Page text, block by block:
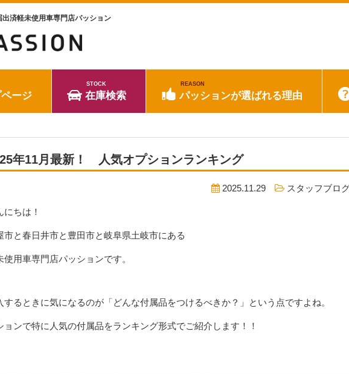
出済軽未使用車専門店パッション
ページ
STOCK
在庫検索
REASON
パッションが選ばれる理由
年11月最新！ 人気オプションランキング
2025.11.29 スタッフブロ
ちは！
市と春日井市と豊田市と岐阜県土岐市にある
用車専門店パッションです。
するときに気になるのが「どんな付属品をつけるべきか？」という点ですよね。
ョンで特に人気の付属品をランキング形式でご紹介します！！